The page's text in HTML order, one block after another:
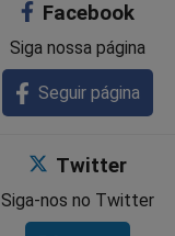
Facebook
Siga nossa página
Seguir página
Twitter
Siga-nos no Twitter